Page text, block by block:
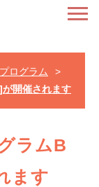
ログラム
>
開催されます
ラムB
ます